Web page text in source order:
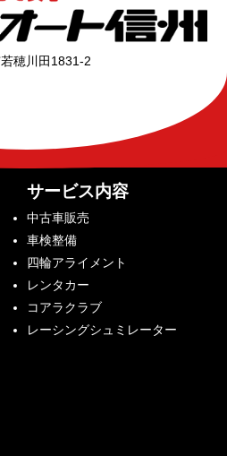
穂川田1831-2
サービス内容
中古車販売
車検整備
四輪アライメント
レンタカー
コアラクラブ
レーシングシュミレーター